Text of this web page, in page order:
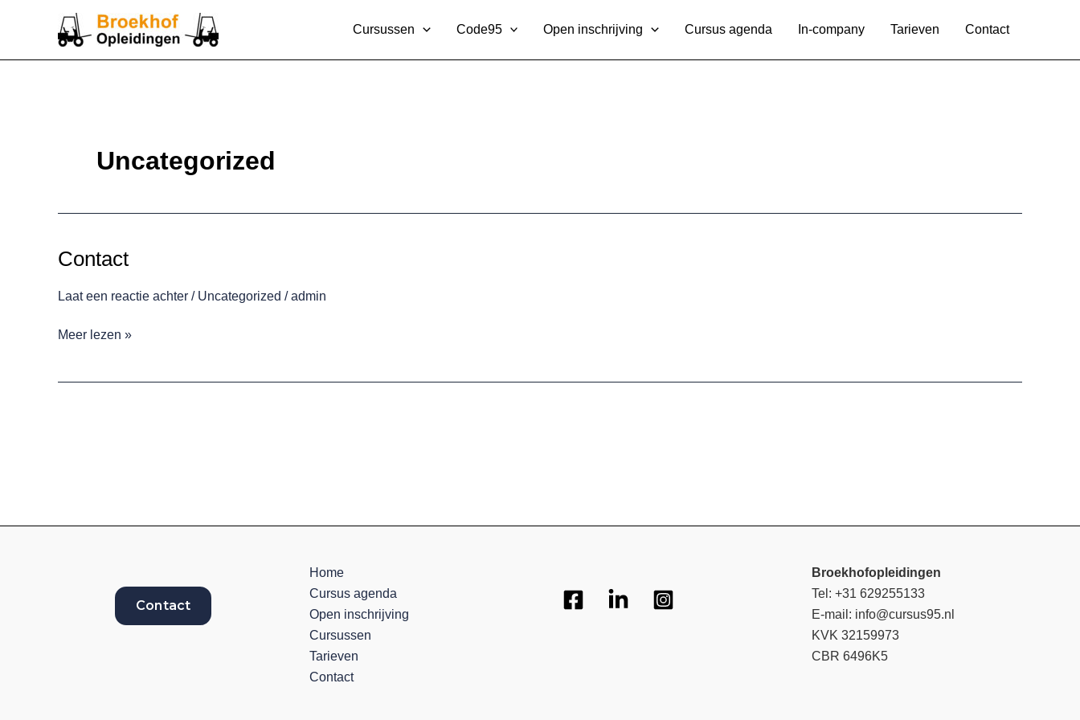
Cursussen Code95 Open inschrijving Cursus agenda In-company Tarieven Contact
Uncategorized
Contact
Laat een reactie achter / Uncategorized /admin
Contact
Meer lezen »
Contact
Home
Cursus agenda
Open inschrijving
Cursussen
Tarieven
Contact
Broekhofopleidingen
Tel: +31 629255133
E-mail: info@cursus95.nl
KVK 32159973
CBR 6496K5